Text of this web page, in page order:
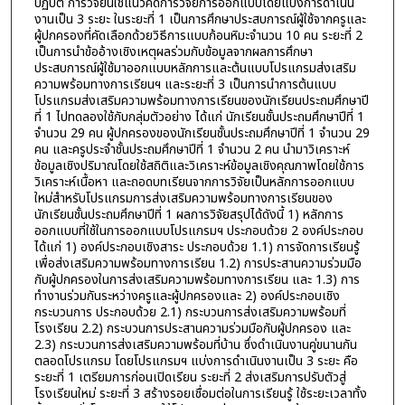
งานเป็น 3 ระยะ ในระยะที่ 1 เป็นการศึกษาประสบการณ์ผู้ใช้จากครูและ
ผู้ปกครองที่คัดเลือกด้วยวิธีการแบบก้อนหิมะจำนวน 10 คน ระยะที่ 2
เป็นการนำข้ออ้างเชิงเหตุผลร่วมกับข้อมูลจากผลการศึกษา
ประสบการณ์ผู้ใช้มาออกแบบหลักการและต้นแบบโปรแกรมส่งเสริม
ความพร้อมทางการเรียนฯ และระยะที่ 3 เป็นการนำการต้นแบบ
โปรแกรมส่งเสริมความพร้อมทางการเรียนของนักเรียนประถมศึกษาปี
ที่ 1 ไปทดลองใช้กับกลุ่มตัวอย่าง ได้แก่ นักเรียนชั้นประถมศึกษาปีที่ 1
จำนวน 29 คน ผู้ปกครองของนักเรียนชั้นประถมศึกษาปีที่ 1 จำนวน 29
คน และครูประจำชั้นประถมศึกษาปีที่ 1 จำนวน 2 คน นำมาวิเคราะห์
ข้อมูลเชิงปริมาณโดยใช้สถิติและวิเคราะห์ข้อมูลเชิงคุณภาพโดยใช้การ
วิเคราะห์เนื้อหา และถอดบทเรียนจากการวิจัยเป็นหลักการออกแบบ
ใหม่สำหรับโปรแกรมการส่งเสริมความพร้อมทางการเรียนของ
นักเรียนชั้นประถมศึกษาปีที่ 1 ผลการวิจัยสรุปได้ดังนี้ 1) หลักการ
ออกแบบที่ใช้ในการออกแบบโปรแกรมฯ ประกอบด้วย 2 องค์ประกอบ
ได้แก่ 1) องค์ประกอบเชิงสาระ ประกอบด้วย 1.1) การจัดการเรียนรู้
เพื่อส่งเสริมความพร้อมทางการเรียน 1.2) การประสานความร่วมมือ
กับผู้ปกครองในการส่งเสริมความพร้อมทางการเรียน และ 1.3) การ
ทำงานร่วมกันระหว่างครูและผู้ปกครองและ 2) องค์ประกอบเชิง
กระบวนการ ประกอบด้วย 2.1) กระบวนการส่งเสริมความพร้อมที่
โรงเรียน 2.2) กระบวนการประสานความร่วมมือกับผู้ปกครอง และ
2.3) กระบวนการส่งเสริมความพร้อมที่บ้าน ซึ่งดำเนินงานคู่ขนานกัน
ตลอดโปรแกรม โดยโปรแกรมฯ แบ่งการดำเนินงานเป็น 3 ระยะ คือ
ระยะที่ 1 เตรียมการก่อนเปิดเรียน ระยะที่ 2 ส่งเสริมการปรับตัวสู่
โรงเรียนใหม่ ระยะที่ 3 สร้างรอยเชื่อมต่อในการเรียนรู้ ใช้ระยะเวลาทั้ง